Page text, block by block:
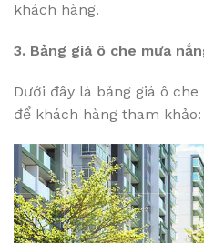
khách hàng.
3. Bảng giá ô che mưa
Dưới đây là bảng giá ô
để khách hàng tham khảo: